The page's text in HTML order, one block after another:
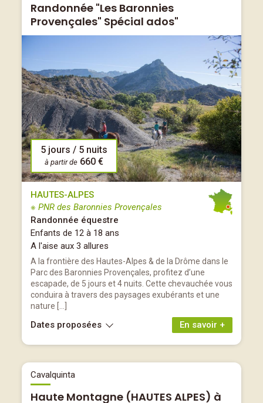
Randonnée "Les Baronnies
Provençales" Spécial ados"
5 jours / 5 nuits
à partir de 660 €
HAUTES-ALPES
※ PNR des Baronnies Provençales
Randonnée équestre
Enfants de 12 à 18 ans
A l'aise aux 3 allures
A la frontière des Hautes-Alpes & de la Drôme dans le
Parc des Baronnies Provençales, profitez d’une
escapade, de 5 jours et 4 nuits. Cette chevauchée vous
conduira à travers des paysages exubérants et une
nature […]
En savoir +
Dates proposées
Cavalquinta
Haute Montagne (HAUTES ALPES) à